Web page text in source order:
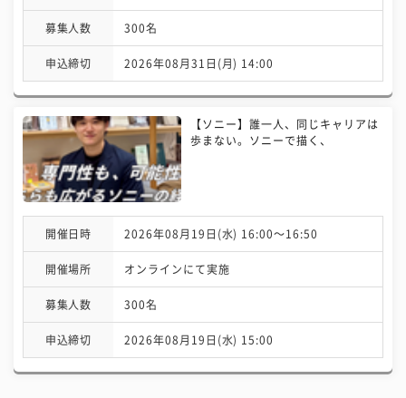
募集人数 300名
申込締切 2026年08月31日(月) 14:00
【ソニー】誰一人、同じキャリアは
歩まない。ソニーで描く、
開催日時 2026年08月19日(水) 16:00〜16:50
開催場所 オンラインにて実施
募集人数 300名
申込締切 2026年08月19日(水) 15:00